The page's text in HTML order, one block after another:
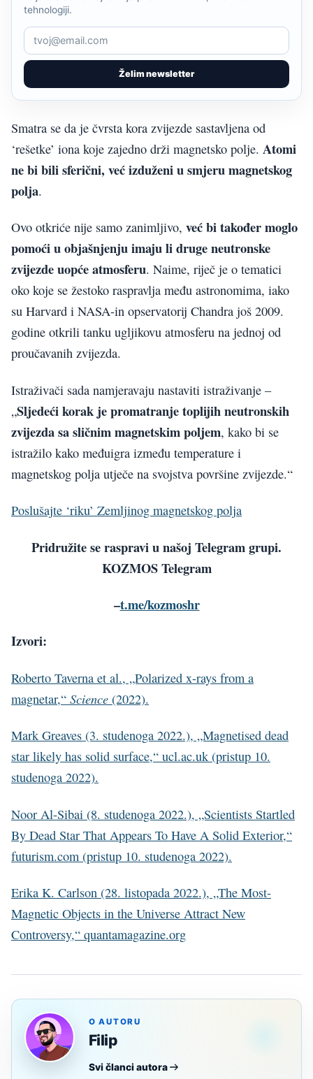
Želim newsletter
tehnologiji.
Smatra se da je čvrsta kora zvijezde sastavljena od
‘rešetke’ iona koje zajedno drži magnetsko polje. Atomi
ne bi bili sferični, već izduženi u smjeru magnetskog
polja.
Ovo otkriće nije samo zanimljivo, već bi također moglo
pomoći u objašnjenju imaju li druge neutronske
zvijezde uopće atmosferu. Naime, riječ je o tematici
oko koje se žestoko raspravlja među astronomima, iako
su Harvard i NASA-in opservatorij Chandra još 2009.
godine otkrili tanku ugljikovu atmosferu na jednoj od
proučavanih zvijezda.
Istraživači sada namjeravaju nastaviti istraživanje –
„Sljedeći korak je promatranje toplijih neutronskih
zvijezda sa sličnim magnetskim poljem, kako bi se
istražilo kako međuigra između temperature i
magnetskog polja utječe na svojstva površine zvijezde.“
Poslušajte ‘riku’ Zemljinog magnetskog polja
Pridružite se raspravi u našoj Telegram grupi.
KOZMOS Telegram
–t.me/kozmoshr
Izvori:
Roberto Taverna et al., „Polarized x-rays from a
magnetar,“ Science (2022).
Mark Greaves (3. studenoga 2022.), „Magnetised dead
star likely has solid surface,“ ucl.ac.uk (pristup 10.
studenoga 2022).
Noor Al-Sibai (8. studenoga 2022.), „Scientists Startled
By Dead Star That Appears To Have A Solid Exterior,“
futurism.com (pristup 10. studenoga 2022).
Erika K. Carlson (28. listopada 2022.), „The Most-
Magnetic Objects in the Universe Attract New
Controversy,“ quantamagazine.org
O AUTORU
Filip
Svi članci autora